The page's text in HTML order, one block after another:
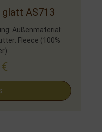
AS713
Außenmaterial:
Fleece (100%
€